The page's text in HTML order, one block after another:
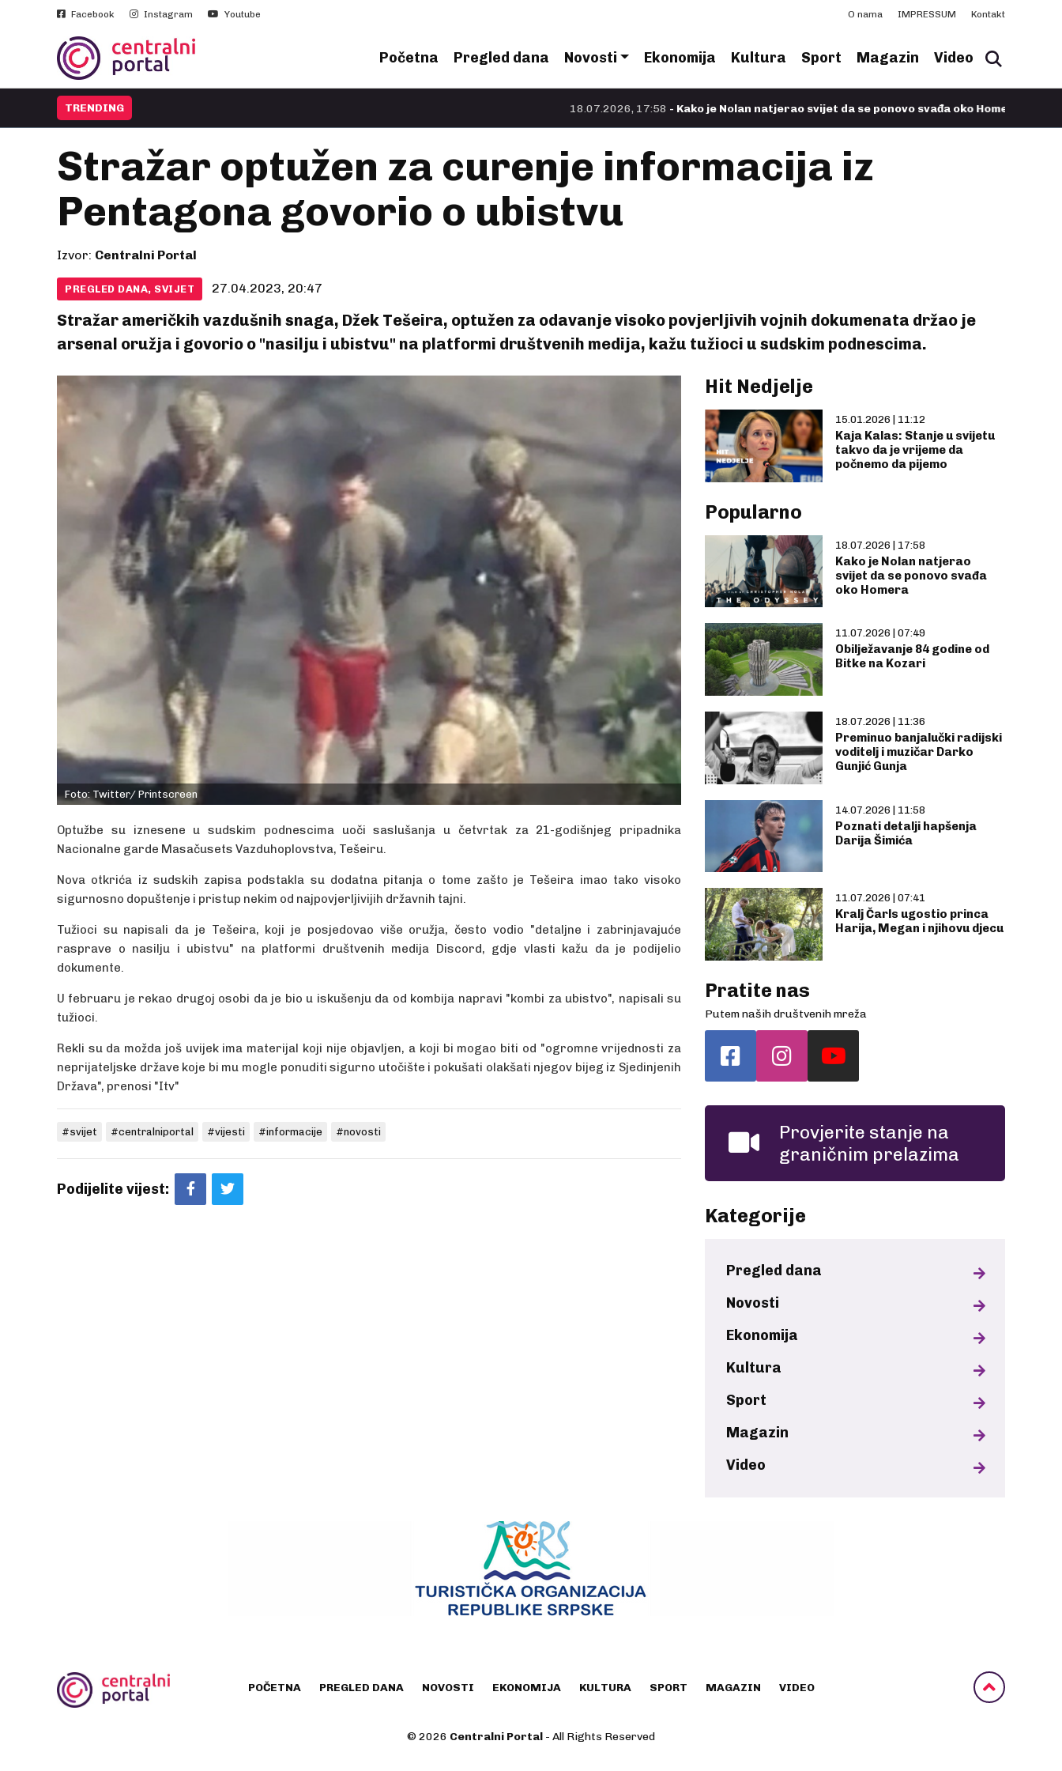
Facebook Instagram Youtube O nama IMPRESSUM Kontakt
Početna Pregled dana Novosti Ekonomija Kultura Sport Magazin Video
TRENDING 18.07.2026, 17:58- Kako je Nolan natjerao svijet da se ponovo svađa oko Homera 11.07.2026,
Stražar optužen za curenje informacija iz
Pentagona govorio o ubistvu
Izvor: Centralni Portal
PREGLED DANA, SVIJET 27.04.2023, 20:47
Stražar američkih vazdušnih snaga, Džek Tešeira, optužen za odavanje visoko povjerljivih vojnih dokumenata držao je
arsenal oružja i govorio o "nasilju i ubistvu" na platformi društvenih medija, kažu tužioci u sudskim podnescima.
Foto: Twitter/ Printscreen
Optužbe su iznesene u sudskim podnescima uoči saslušanja u četvrtak za 21-godišnjeg pripadnika
Nacionalne garde Masačusets Vazduhoplovstva, Tešeiru.
Nova otkrića iz sudskih zapisa podstakla su dodatna pitanja o tome zašto je Tešeira imao tako visoko
sigurnosno dopuštenje i pristup nekim od najpovjerljivijih državnih tajni.
Tužioci su napisali da je Tešeira, koji je posjedovao više oružja, često vodio "detaljne i zabrinjavajuće
rasprave o nasilju i ubistvu" na platformi društvenih medija Discord, gdje vlasti kažu da je podijelio
dokumente.
U februaru je rekao drugoj osobi da je bio u iskušenju da od kombija napravi "kombi za ubistvo", napisali su
tužioci.
Rekli su da možda još uvijek ima materijal koji nije objavljen, a koji bi mogao biti od "ogromne vrijednosti za
neprijateljske države koje bi mu mogle ponuditi sigurno utočište i pokušati olakšati njegov bijeg iz Sjedinjenih
Država", prenosi "Itv"
#svijet #centralniportal #vijesti #informacije #novosti
Podijelite vijest:
Hit Nedjelje
15.01.2026 | 11:12
Kaja Kalas: Stanje u svijetu
takvo da je vrijeme da
počnemo da pijemo
Popularno
18.07.2026 | 17:58
Kako je Nolan natjerao
svijet da se ponovo svađa
oko Homera
11.07.2026 | 07:49
Obilježavanje 84 godine od
Bitke na Kozari
18.07.2026 | 11:36
Preminuo banjalučki radijski
voditelj i muzičar Darko
Gunjić Gunja
14.07.2026 | 11:58
Poznati detalji hapšenja
Darija Šimića
11.07.2026 | 07:41
Kralj Čarls ugostio princa
Harija, Megan i njihovu djecu
Pratite nas
Putem naših društvenih mreža
Provjerite stanje na
graničnim prelazima
Kategorije
Pregled dana
Novosti
Ekonomija
Kultura
Sport
Magazin
Video
POČETNA PREGLED DANA NOVOSTI EKONOMIJA KULTURA SPORT MAGAZIN VIDEO
© 2026 Centralni Portal - All Rights Reserved